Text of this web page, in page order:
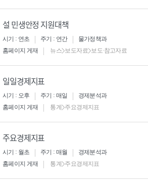
설 민생안정 지원대책
시기 : 연초 주기 : 연간
물가정책과
홈페이지 게재
뉴스>보도자료>보도·참고자료
일일경제지표
시기 : 오후 주기 : 매일
경제분석과
홈페이지 게재
통계>주요경제지표
주요경제지표
시기 : 월초 주기 : 매월
경제분석과
홈페이지 게재
통계>주요경제지표